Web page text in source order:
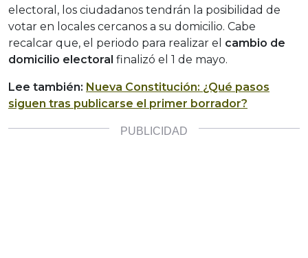
electoral, los ciudadanos tendrán la posibilidad de
votar en locales cercanos a su domicilio. Cabe
recalcar que, el periodo para realizar el cambio de
domicilio electoral finalizó el 1 de mayo.
Lee también: Nueva Constitución: ¿Qué pasos
siguen tras publicarse el primer borrador?